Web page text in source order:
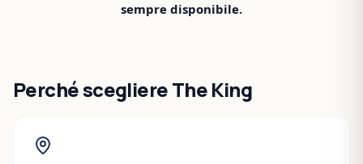
sempre disponibile.
Perché scegliere The King